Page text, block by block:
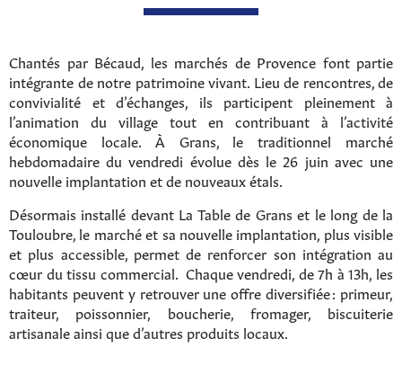
Chantés par Bécaud, les marchés de Provence font partie
intégrante de notre patrimoine vivant. Lieu de rencontres, de
convivialité et d’échanges, ils participent pleinement à
l’animation du village tout en contribuant à l’activité
économique locale. À Grans, le traditionnel marché
hebdomadaire du vendredi évolue dès le 26 juin avec une
nouvelle implantation et de nouveaux étals.
Désormais installé devant La Table de Grans et le long de la
Touloubre, le marché et sa nouvelle implantation, plus visible
et plus accessible, permet de renforcer son intégration au
cœur du tissu commercial. Chaque vendredi, de 7h à 13h, les
habitants peuvent y retrouver une offre diversifiée : primeur,
traiteur, poissonnier, boucherie, fromager, biscuiterie
artisanale ainsi que d’autres produits locaux.